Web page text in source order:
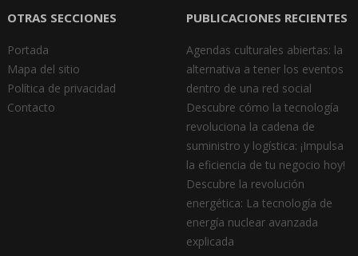
OTRAS SECCIONES
Portada
Mapa del sitio
Política de privacidad
Contacto
PUBLICACIONES RECIENTES
Agendas culturales abiertas: la
alternativa a tener los eventos
dentro de una red social
Descubre cómo la tecnología
revoluciona la cadena de
suministro y logística: ¡Impulsa
la eficiencia de tu negocio hoy!
Descubre la revolución
energética: La tecnología de
energía nuclear avanzada
explicada